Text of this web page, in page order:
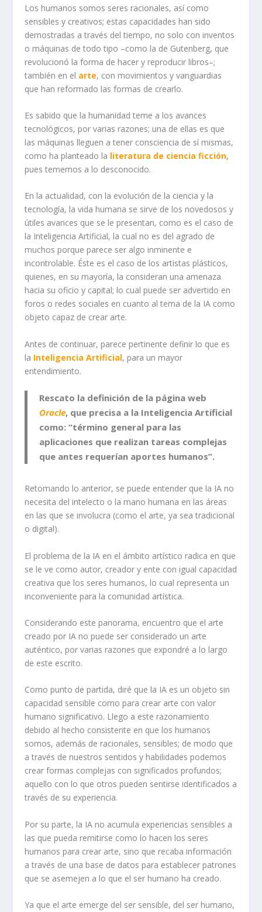
Los humanos somos seres racionales, así como
sensibles y creativos; estas capacidades han sido
demostradas a través del tiempo, no solo con inventos
o máquinas de todo tipo –como la de Gutenberg, que
revolucionó la forma de hacer y reproducir libros–;
también en el arte, con movimientos y vanguardias
que han reformado las formas de crearlo.
Es sabido que la humanidad teme a los avances
tecnológicos, por varias razones; una de ellas es que
las máquinas lleguen a tener consciencia de sí mismas,
como ha planteado la literatura de ciencia ficción,
pues tememos a lo desconocido.
En la actualidad, con la evolución de la ciencia y la
tecnología, la vida humana se sirve de los novedosos y
útiles avances que se le presentan, como es el caso de
la Inteligencia Artificial, la cual no es del agrado de
muchos porque parece ser algo inminente e
incontrolable. Éste es el caso de los artistas plásticos,
quienes, en su mayoría, la consideran una amenaza
hacia su oficio y capital; lo cual puede ser advertido en
foros o redes sociales en cuanto al tema de la IA como
objeto capaz de crear arte.
Antes de continuar, parece pertinente definir lo que es
la Inteligencia Artificial, para un mayor
entendimiento.
Rescato la definición de la página web
Oracle, que precisa a la Inteligencia Artificial
como: “término general para las
aplicaciones que realizan tareas complejas
que antes requerían aportes humanos”.
Retomando lo anterior, se puede entender que la IA no
necesita del intelecto o la mano humana en las áreas
en las que se involucra (como el arte, ya sea tradicional
o digital).
El problema de la IA en el ámbito artístico radica en que
se le ve como autor, creador y ente con igual capacidad
creativa que los seres humanos, lo cual representa un
inconveniente para la comunidad artística.
Considerando este panorama, encuentro que el arte
creado por IA no puede ser considerado un arte
auténtico, por varias razones que expondré a lo largo
de este escrito.
Como punto de partida, diré que la IA es un objeto sin
capacidad sensible como para crear arte con valor
humano significativo. Llego a este razonamiento
debido al hecho consistente en que los humanos
somos, además de racionales, sensibles; de modo que
a través de nuestros sentidos y habilidades podemos
crear formas complejas con significados profundos;
aquello con lo que otros pueden sentirse identificados a
través de su experiencia.
Por su parte, la IA no acumula experiencias sensibles a
las que pueda remitirse como lo hacen los seres
humanos para crear arte, sino que recaba información
a través de una base de datos para establecer patrones
que se asemejen a lo que el ser humano ha creado.
Ya que el arte emerge del ser sensible, del ser humano,